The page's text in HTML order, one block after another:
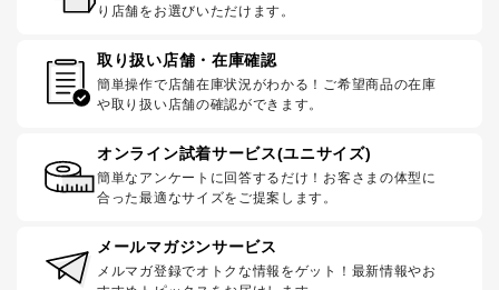
り店舗をお選びいただけます。
取り扱い店舗・在庫確認
簡単操作で店舗在庫状況がわかる！ご希望商品の在庫
や取り扱い店舗の確認ができます。
オンライン試着サービス(ユニサイズ)
簡単なアンケートに回答するだけ！お客さまの体型に
合った最適なサイズをご提案します。
メールマガジンサービス
メルマガ登録でオトクな情報をゲット！最新情報やお